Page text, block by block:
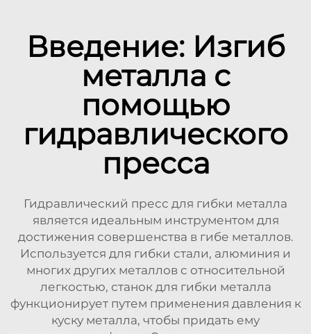
Введение: Изгиб
металла с
помощью
гидравлического
пресса
Гидравлический пресс для гибки металла
является идеальным инструментом для
достижения совершенства в гибе металлов.
Используется для гибки стали, алюминия и
многих других металлов с относительной
легкостью, станок для гибки металла
функционирует путем применения давления к
куску металла, чтобы придать ему